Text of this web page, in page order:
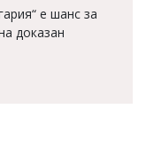
е шанс за
доказан